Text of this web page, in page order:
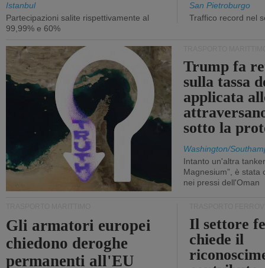
Istanbul
Partecipazioni salite rispettivamente al
99,99% e 60%
San Pietroburgo
Traffico record nel
Trump fa
sulla tassa
applicata
sotto la
Washington/
Intanto un'altra
Magnesium”, è stata
nei pressi dell'Oman
Gli armatori europei
chiedono deroghe
permanenti all'EU
Il settore
chiede il